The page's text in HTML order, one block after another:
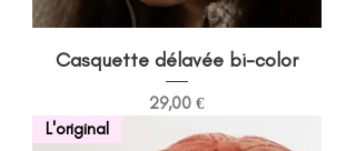
Casquette délavée bi-color
Prix
29,00 €
L'original